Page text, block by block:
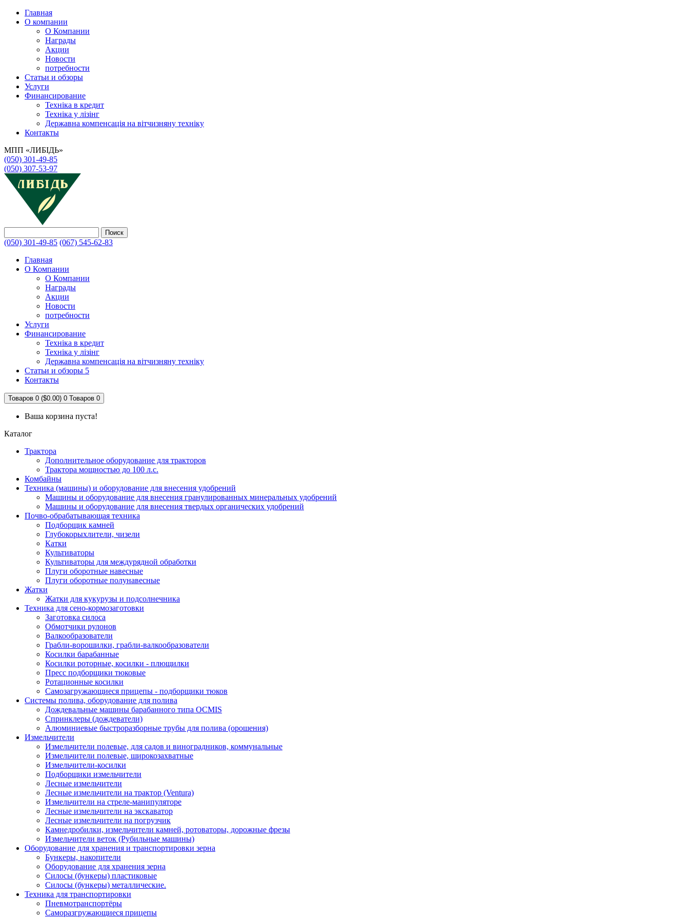
Главная
О компании
О Компании
Награды
Акции
Новости
потребности
Статьи и обзоры
Услуги
Финансирование
Техніка в кредит
Техніка у лізінг
Державна компенсація на вітчизняну техніку
Контакты
МПП «ЛИБІДЬ»
(050) 301-49-85
(050) 307-53-97
Поиск
(050) 301-49-85 (067) 545-62-83
Главная
О Компании
О Компании
Награды
Акции
Новости
потребности
Услуги
Финансирование
Техніка в кредит
Техніка у лізінг
Державна компенсація на вітчизняну техніку
Статьи и обзоры 5
Контакты
Товаров 0 ($0.00) 0 Товаров 0
Ваша корзина пуста!
Каталог
Трактора
Дополнительное оборудование для тракторов
Трактора мощностью до 100 л.с.
Комбайны
Техника (машины) и оборудование для внесения удобрений
Машины и оборудование для внесения гранулированных минеральных удобрений
Машины и оборудование для внесения твердых органических удобрений
Почво-обрабатывающая техника
Подборщик камней
Глубокорыхлители, чизели
Катки
Культиваторы
Культиваторы для междурядной обработки
Плуги оборотные навесные
Плуги оборотные полунавесные
Жатки
Жатки для кукурузы и подсолнечника
Техника для сено-кормозаготовки
Заготовка силоса
Обмотчики рулонов
Валкообразователи
Грабли-ворошилки, грабли-валкообразователи
Косилки барабанные
Косилки роторные, косилки - плющилки
Пресс подборщики тюковые
Ротационные косилки
Самозагружающиеся прицепы - подборщики тюков
Системы полива, оборудование для полива
Дождевальные машины барабанного типа OCMIS
Спринклеры (дождеватели)
Алюминиевые быстроразборные трубы для полива (орошения)
Измельчители
Измельчители полевые, для садов и виноградников, коммунальные
Измельчители полевые, широкозахватные
Измельчители-косилки
Подборщики измельчители
Лесные измельчители
Лесные измельчители на трактор (Ventura)
Измельчители на стреле-манипуляторе
Лесные измельчители на экскаватор
Лесные измельчители на погрузчик
Камнедробилки, измельчители камней, ротоваторы, дорожные фрезы
Измельчители веток (Рубильные машины)
Оборудование для хранения и транспортировки зерна
Бункеры, накопители
Оборудование для хранения зерна
Силосы (бункеры) пластиковые
Силосы (бункеры) металлические.
Техника для транспортировки
Пневмотранспортёры
Саморазгружающиеся прицепы